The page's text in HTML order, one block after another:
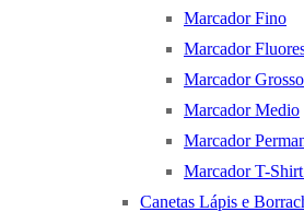
Marcador Fino
Marcador
Marcador Grosso
Marcador Medio
Marcador
Marcador T-
Canetas Lápis e